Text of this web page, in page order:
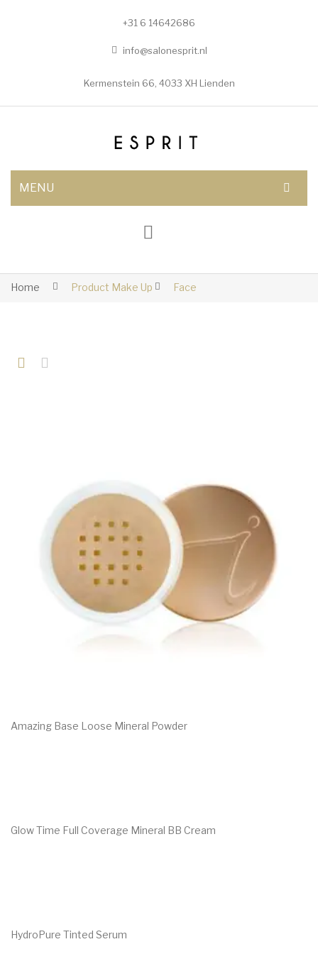
+31 6 14642686
info@salonesprit.nl
Kermenstein 66, 4033 XH Lienden
MENU
BEHANDELINGEN
Intake Formulier
Peelings
Acne
Permanente make-up
Intake formulier
Wenkbrauwen
Jane Iredale
Home Product Make Up Face
Amazing Base Loose Mineral Powder
Glow Time Full Coverage Mineral BB Cream
HydroPure Tinted Serum